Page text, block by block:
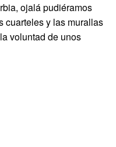
ojalá pudiéramos
cuarteles y las murallas
voluntad de unos